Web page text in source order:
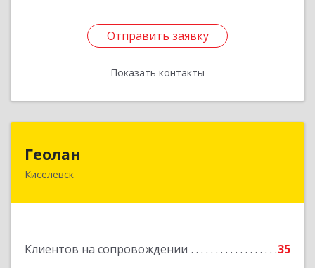
Отправить заявку
Показать контакты
Отправить заявку
Назад
Геолан
Киселевск
Клиентов на сопровождении 35